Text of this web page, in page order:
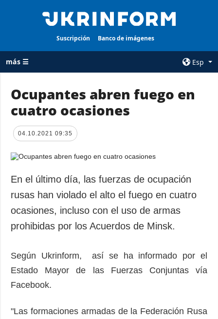
Suscripción Banco de imágenes
más ☰
Esp
TODAS LAS
Guerra
de Ucrania
Política
Economía
Defensa
Sociedad y
Deportes
Crimen
Desastres y
condiciones de
servicios
Política de
privacidad y
datos personales
ADICIONAL SERVICIOS
Ocupantes abren fuego en
cuatro ocasiones
04.10.2021 09:35
En el último día, las fuerzas de ocupación
rusas han violado el alto el fuego en cuatro
ocasiones, incluso con el uso de armas
prohibidas por los Acuerdos de Minsk.
Según Ukrinform, así se ha informado por el
Estado Mayor de las Fuerzas Conjuntas vía
Facebook.
"Las formaciones armadas de la Federación Rusa